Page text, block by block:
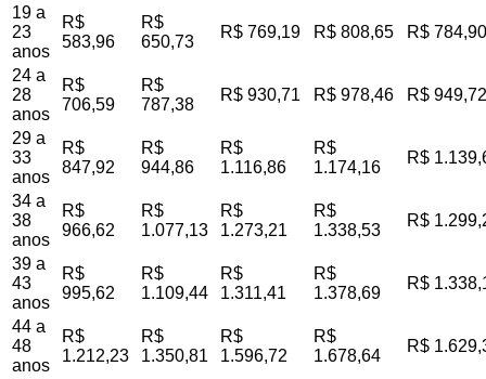
19 a
23
anos
R$
583,96
R$
650,73
R$ 769,19 R$ 808,65 R$ 784,90
24 a
28
anos
R$
706,59
R$
787,38
R$ 930,71 R$ 978,46 R$ 949,72
29 a
33
anos
R$
847,92
R$
944,86
R$
1.116,86
R$
1.174,16
R$
34 a
38
anos
R$
966,62
R$
1.077,13
R$
1.273,21
R$
1.338,53
R$
39 a
43
anos
R$
995,62
R$
1.109,44
R$
1.311,41
R$
1.378,69
R$
44 a
48
anos
R$
1.212,23
R$
1.350,81
R$
1.596,72
R$
1.678,64
R$